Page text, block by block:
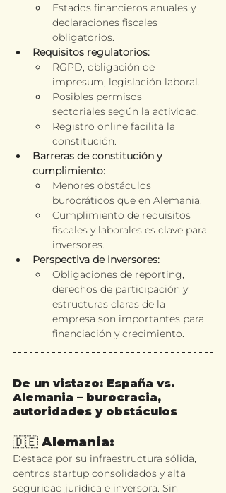
Estados financieros anuales y
declaraciones fiscales
obligatorios.
Requisitos regulatorios:
RGPD, obligación de
impresum, legislación laboral.
Posibles permisos
sectoriales según la actividad.
Registro online facilita la
constitución.
Barreras de constitución y
cumplimiento:
Menores obstáculos
burocráticos que en Alemania.
Cumplimiento de requisitos
fiscales y laborales es clave para
inversores.
Perspectiva de inversores:
Obligaciones de reporting,
derechos de participación y
estructuras claras de la
empresa son importantes para
financiación y crecimiento.
De un vistazo: España vs.
Alemania – burocracia,
autoridades y obstáculos
🇩🇪 Alemania:
Destaca por su infraestructura sólida,
centros startup consolidados y alta
seguridad jurídica e inversora. Sin